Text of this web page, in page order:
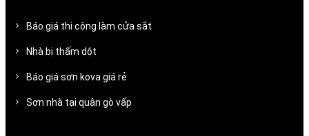
Báo giá thi công làm cửa sắt
Nhà bị thấm dột
Báo giá sơn kova giá rẻ
Sơn nhà tại quận gò vấp